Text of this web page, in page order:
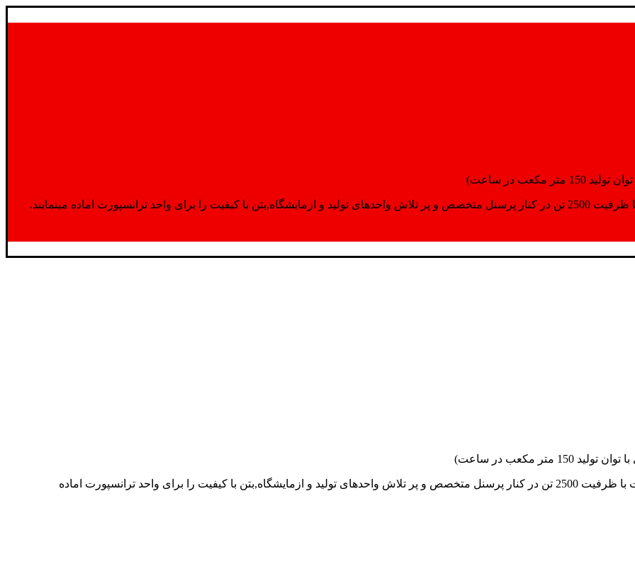
اماده مینمایند.
جهاد بتن با فضای کارگاهی و به کار گیری سه دستگاه بچینگ پلانت با ظرفیت 2500 تن در کنار پرسنل متخصص و پر تلاش واحدهای تولید و ازمایشگاه,بتن با کیفیت را برای واحد ترانسپورت اماده